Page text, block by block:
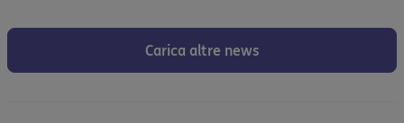
Carica altre news